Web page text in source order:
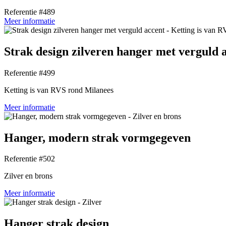
Referentie #489
Meer informatie
Strak design zilveren hanger met verguld
Referentie #499
Ketting is van RVS rond Milanees
Meer informatie
Hanger, modern strak vormgegeven
Referentie #502
Zilver en brons
Meer informatie